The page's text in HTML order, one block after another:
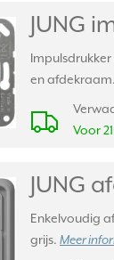
JUNG
en
Voor
JUNG
Enkelvoudig
grijs. Meer